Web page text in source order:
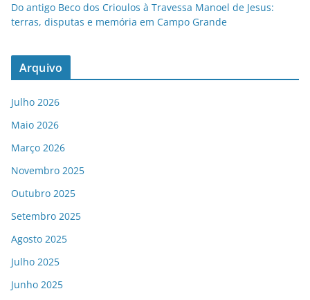
Do antigo Beco dos Crioulos à Travessa Manoel de Jesus:
terras, disputas e memória em Campo Grande
Arquivo
Julho 2026
Maio 2026
Março 2026
Novembro 2025
Outubro 2025
Setembro 2025
Agosto 2025
Julho 2025
Junho 2025